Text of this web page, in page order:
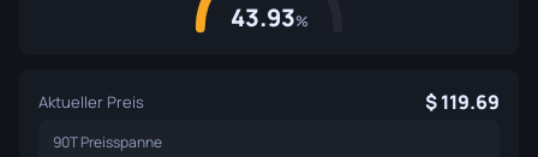
43.93%
Aktueller Preis 119.69
90T Preisspanne